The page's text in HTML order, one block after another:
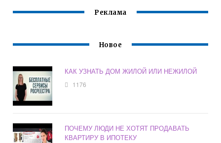
Реклама
Новое
КАК УЗНАТЬ ДОМ ЖИЛОЙ ИЛИ НЕЖИЛОЙ
1176
ПОЧЕМУ ЛЮДИ НЕ ХОТЯТ ПРОДАВАТЬ
КВАРТИРУ В ИПОТЕКУ